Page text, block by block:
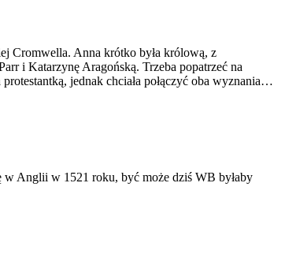
Cromwella. Anna krótko była królową, z
i Katarzynę Aragońską. Trzeba popatrzeć na
jednak chciała połączyć oba wyznania…
w Anglii w 1521 roku, być może dziś WB byłaby